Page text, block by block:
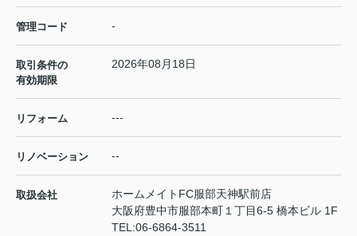
管理コード -
取引条件の
有効期限
2026年08月18日
リフォーム ---
リノベーション --
取扱会社
ホームメイトFC服部天神駅前店
大阪府豊中市服部本町１丁目6-5 橋本ビル 1F
TEL:06-6864-3511